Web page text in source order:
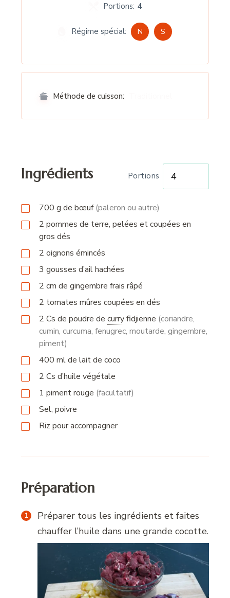
Portions: 4
Régime spécial: N S
Méthode de cuisson:
Ingrédients Portions
700 g de bœuf(paleron ou autre)
2 pommes de terre, pelées et coupées en
gros dés
2 oignons émincés
3 gousses d’ail hachées
2 cm de gingembre frais râpé
2 tomates mûres coupées en dés
2 Cs de poudre de curryfidjienne (coriandre,
cumin, curcuma, fenugrec, moutarde, gingembre,
piment)
400 mlde lait de coco
2 Cs d’huile végétale
1 piment rouge (facultatif)
Sel, poivre
Riz pour accompagner
Préparation
Préparer tous les ingrédients et faites
chauffer l’huile dans une grande cocotte.